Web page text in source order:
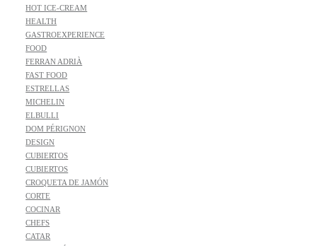
HOT ICE-CREAM
HEALTH
GASTROEXPERIENCE
FOOD
FERRAN ADRIÀ
FAST FOOD
ESTRELLAS
MICHELIN
ELBULLI
DOM PÉRIGNON
DESIGN
CUBIERTOS
CUBIERTOS
CROQUETA DE JAMÓN
CORTE
COCINAR
CHEFS
CATAR